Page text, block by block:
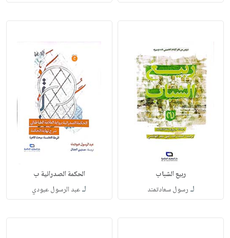
ربيع الشباب
لـ رسول سعادتمند
الحكمة الصدرائية ب
لـعبد الرسول عبودي